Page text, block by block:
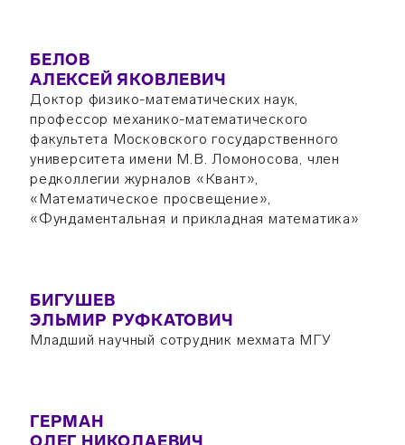
БЕЛОВ
АЛЕКСЕЙ ЯКОВЛЕВИЧ
Доктор физико-математических наук,
профессор механико-математического
факультета Московского государственного
университета имени М.В. Ломоносова, член
редколлегии журналов «Квант»,
«Математическое просвещение»,
«Фундаментальная и прикладная математика»
БИГУШЕВ
ЭЛЬМИР РУФКАТОВИЧ
Младший научный сотрудник мехмата МГУ
ГЕРМАН